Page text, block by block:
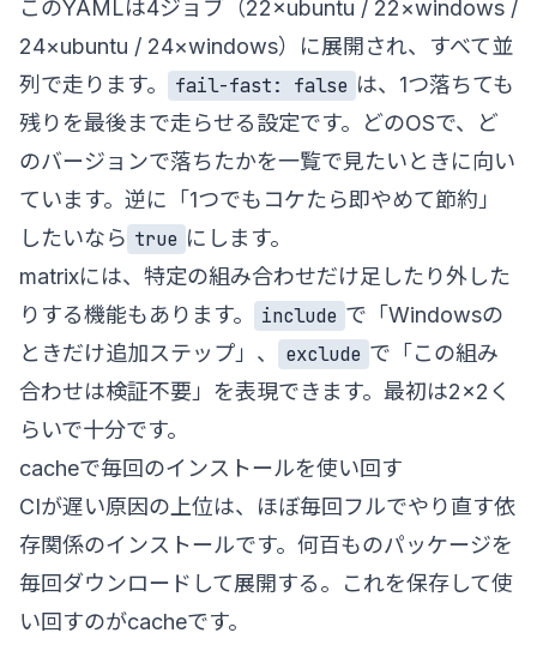
このYAMLは4ジョブ（22×ubuntu / 22×windows /
24×ubuntu / 24×windows）に展開され、すべて並
列で走ります。
fail-fast: false は、1つ落ちても
残りを最後まで走らせる設定です。どのOSで、ど
のバージョンで落ちたかを一覧で見たいときに向い
ています。逆に「1つでもコケたら即やめて節約」
したいなら true にします。
matrixには、特定の組み合わせだけ足したり外した
りする機能もあります。
include で「Windowsの
ときだけ追加ステップ」、
exclude で「この組み
合わせは検証不要」を表現できます。最初は2×2く
らいで十分です。
cacheで毎回のインストールを使い回す
CIが遅い原因の上位は、ほぼ毎回フルでやり直す依
存関係のインストールです。何百ものパッケージを
毎回ダウンロードして展開する。これを保存して使
い回すのがcacheです。